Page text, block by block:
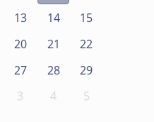
13 14
15
20 21
22
27 28
29
3 4 5